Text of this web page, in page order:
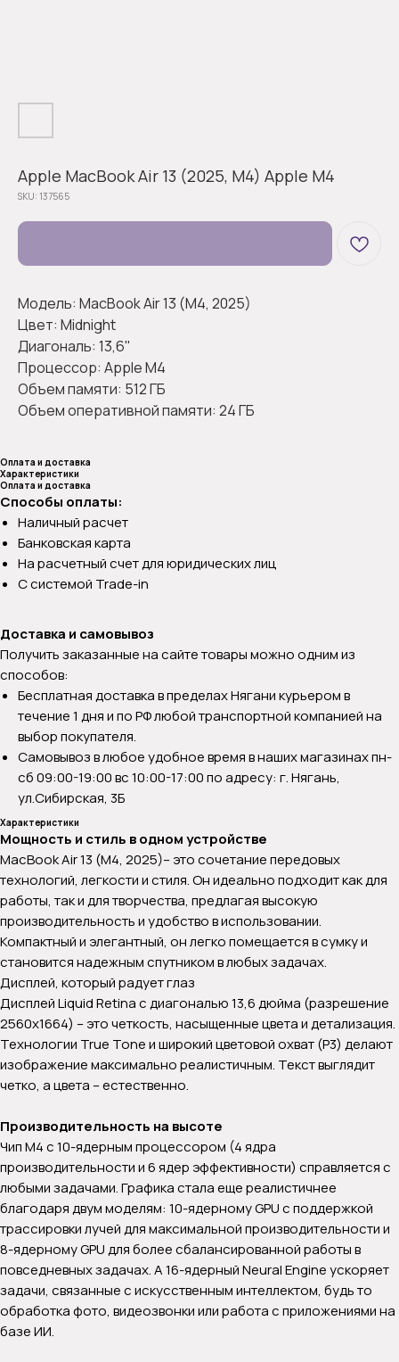
Apple MacBook Air 13 (2025, M4) Apple M4
SKU: 137565
Модель: MacBook Air 13 (M4, 2025)
Цвет: Midnight
Диагональ: 13,6"
Процессор: Apple M4
Объем памяти: 512 ГБ
Объем оперативной памяти: 24 ГБ
Оплата и доставка
Характеристики
Оплата и доставка
Способы оплаты:
Наличный расчет
Банковская карта
На расчетный счет для юридических лиц
С системой Trade-in
Доставка и самовывоз
Получить заказанные на сайте товары можно одним из
способов:
Бесплатная доставка в пределах Нягани курьером в
течение 1 дня и по РФ любой транспортной компанией на
выбор покупателя.
Самовывоз в любое удобное время в наших магазинах пн-
сб 09:00-19:00 вс 10:00-17:00 по адресу: г. Нягань,
ул.Сибирская, 3Б
Характеристики
Мощность и стиль в одном устройстве
MacBook Air 13 (M4, 2025)– это сочетание передовых
технологий, легкости и стиля. Он идеально подходит как для
работы, так и для творчества, предлагая высокую
производительность и удобство в использовании.
Компактный и элегантный, он легко помещается в сумку и
становится надежным спутником в любых задачах.
Дисплей, который радует глаз
Дисплей Liquid Retina с диагональю 13,6 дюйма (разрешение
2560x1664) – это четкость, насыщенные цвета и детализация.
Технологии True Tone и широкий цветовой охват (P3) делают
изображение максимально реалистичным. Текст выглядит
четко, а цвета – естественно.
Производительность на высоте
Чип M4 с 10-ядерным процессором (4 ядра
производительности и 6 ядер эффективности) справляется с
любыми задачами. Графика стала еще реалистичнее
благодаря двум моделям: 10-ядерному GPU с поддержкой
трассировки лучей для максимальной производительности и
8-ядерному GPU для более сбалансированной работы в
повседневных задачах. А 16-ядерный Neural Engine ускоряет
задачи, связанные с искусственным интеллектом, будь то
обработка фото, видеозвонки или работа с приложениями на
базе ИИ.